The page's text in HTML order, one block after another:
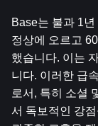
Base는 불과 1
정상에 오르고
했습니다. 이는
니다. 이러한 급
로서, 특히 소셜
서 독보적인 강